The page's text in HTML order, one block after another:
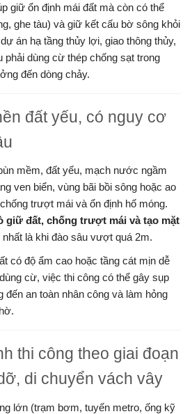
giữ ổn định mái đất mà còn có thể
ghe tàu) và giữ kết cấu bờ sông khỏi
án hạ tầng thủy lợi, giao thông thủy,
phải dùng cừ thép chống sạt trong
đến dòng chảy.
đất yếu, có nguy cơ
mềm, đất yếu, mạch nước ngầm
ven biển, vùng bãi bồi sông hoặc ao
trượt mái và ổn định hố móng.
giữ đất, chống trượt mái và tạo mặt
nhất là khi đào sâu vượt quá 2m.
có độ ẩm cao hoặc tầng cát mịn dễ
cừ, việc thi công có thể gây sụp
đến an toàn nhân công và làm hỏng
thi công theo giai đoạn
di chuyển vách vây
lớn (trạm bơm, tuyến metro, ống kỹ